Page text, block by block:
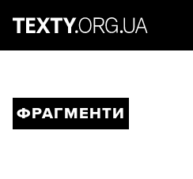
ФРАГМЕНТИ